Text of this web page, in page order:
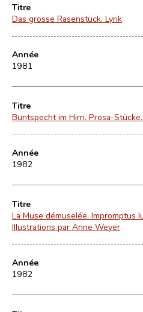
Titre
Das grosse Rasenstück. Lyrik
Année
1981
Titre
Buntspecht im Hirn. Prosa-
Année
1982
Titre
La Muse démuselée. Impromptus
Illustrations par Anne Weyer
Année
1982